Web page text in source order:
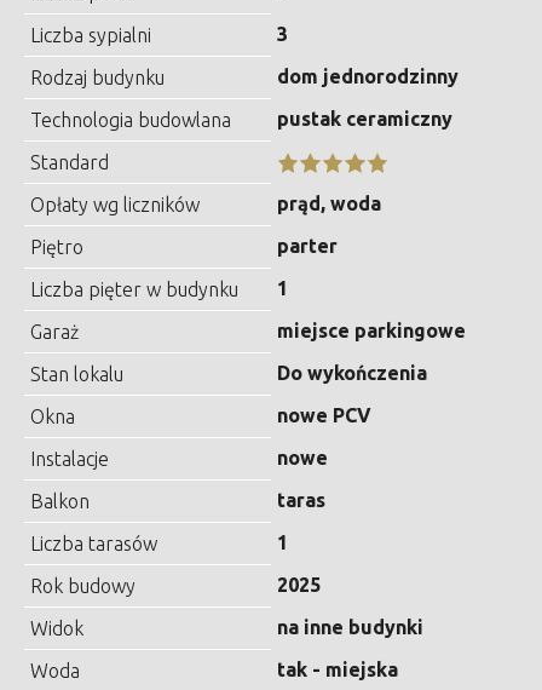
Liczba sypialni
3
Rodzaj budynku
dom jednorodzinny
Technologia budowlana
pustak ceramiczny
Standard
Opłaty wg liczników
prąd, woda
Piętro
parter
Liczba pięter w budynku
1
Garaż
miejsce parkingowe
Stan lokalu
Do wykończenia
Okna
nowe PCV
Instalacje
nowe
Balkon
taras
Liczba tarasów
1
Rok budowy
2025
Widok
na inne budynki
Woda
tak - miejska